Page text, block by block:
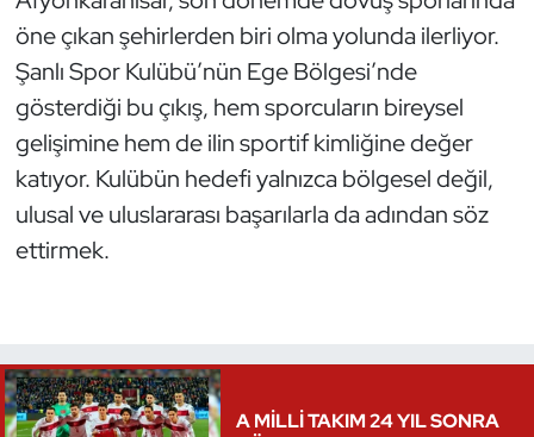
öne çıkan şehirlerden biri olma yolunda ilerliyor.
Şanlı Spor Kulübü’nün Ege Bölgesi’nde
gösterdiği bu çıkış, hem sporcuların bireysel
gelişimine hem de ilin sportif kimliğine değer
katıyor. Kulübün hedefi yalnızca bölgesel değil,
ulusal ve uluslararası başarılarla da adından söz
ettirmek.
A MİLLİ TAKIM 24 YIL SONRA
Paralimpik
Ragbi
Satranç
Su Topu
Tekvando
Tenis